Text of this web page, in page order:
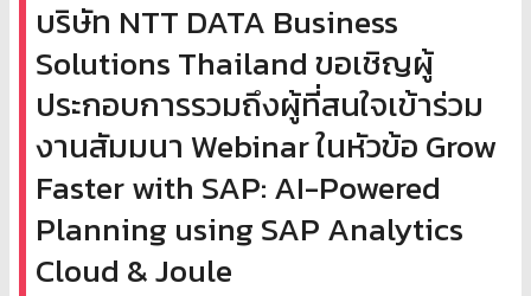
บริษัท NTT DATA Business
Solutions Thailand ขอเชิญผู้
ประกอบการรวมถึงผู้ที่สนใจเข้าร่วม
งานสัมมนา Webinar ในหัวข้อ Grow
Faster with SAP: AI-Powered
Planning using SAP Analytics
Cloud & Joule